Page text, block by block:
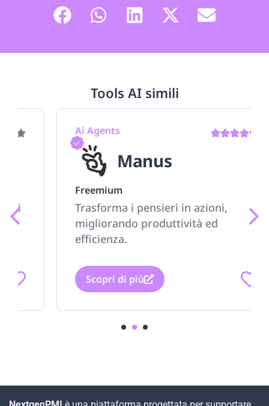
Tools AI simili
Ai Agents
Manus
Freemium
Trasforma i pensieri in azioni,
migliorando produttività ed
efficienza.
Scopri di più